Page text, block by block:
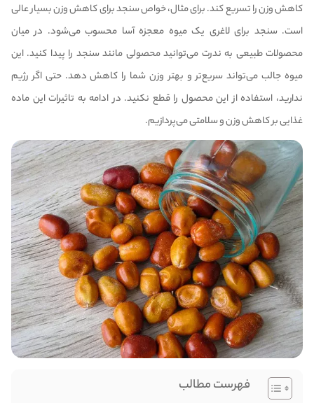
کاهش وزن را تسریع کند. برای مثال، خواص سنجد برای کاهش وزن بسیار عالی
است. سنجد برای لاغری یک میوه معجزه آسا محسوب می‌شود. در میان
محصولات طبیعی به ندرت می‌توانید محصولی مانند سنجد را پیدا کنید. این
میوه جالب می‌تواند سریع‌تر و بهتر وزن شما را کاهش دهد. حتی اگر رژیم
ندارید، استفاده از این محصول را قطع نکنید. در ادامه به تاثیرات این ماده
غذایی بر کاهش وزن و سلامتی می‌پردازیم.
فهرست مطالب